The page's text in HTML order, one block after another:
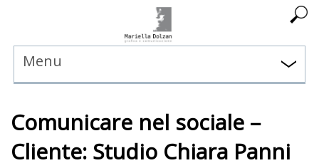
Menu
Comunicare nel sociale –
Cliente: Studio Chiara Panni